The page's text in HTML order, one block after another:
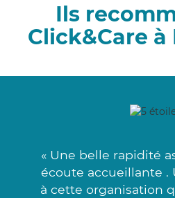
Ils
Click&Care
« Une belle rapidité
écoute accueillante .
à cette organisation